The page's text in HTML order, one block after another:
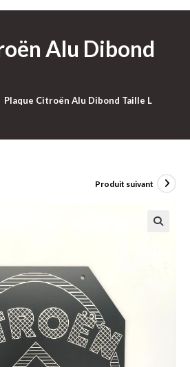
Alu Dibond
Plaque Citroën Alu Dibond Taille L
Produit suivant